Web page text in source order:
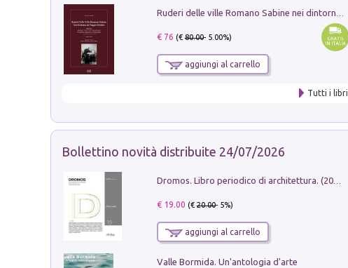
€ 76 (€80.00- 5.00%)
aggiungi al carrello
Tutti i libri
Bollettino novità distribuite 24/07/2026
Dromos. Libro periodico di architettura. (2026). Vol. 15: Post-model
€ 19.00 (€20.00- 5%)
aggiungi al carrello
Valle Bormida. Un'antologia d'arte